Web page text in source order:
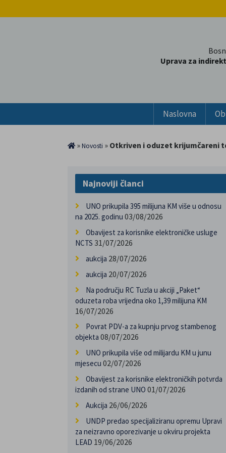
Uprava za
Naslovna
»Novosti » Otkriven i oduzet krijumčareni
Najnoviji članci
UNO prikupila 395 milijuna KM više u odnosu
na 2025. godinu 03/08/2026
Obavijest za korisnike elektroničke usluge
NCTS 31/07/2026
aukcija 28/07/2026
aukcija 20/07/2026
Na području RC Tuzla u akciji „Paket“
oduzeta roba vrijedna oko 1,39 milijuna KM
16/07/2026
Povrat PDV-a za kupnju prvog stambenog
objekta 08/07/2026
UNO prikupila više od milijardu KM u junu
mjesecu 02/07/2026
Obavijest za korisnike elektroničkih potvrda
izdanih od strane UNO 01/07/2026
Aukcija 26/06/2026
UNDP predao specijaliziranu opremu Upravi
za neizravno oporezivanje u okviru projekta
LEAD 19/06/2026